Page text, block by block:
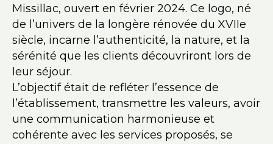
Missillac, ouvert en février 2024. Ce logo, né
de l’univers de la longère rénovée du XVIIe
siècle, incarne l’authenticité, la nature, et la
sérénité que les clients découvriront lors de
leur séjour.
L’objectif était de refléter l’essence de
l’établissement, transmettre les valeurs, avoir
une communication harmonieuse et
cohérente avec les services proposés, se